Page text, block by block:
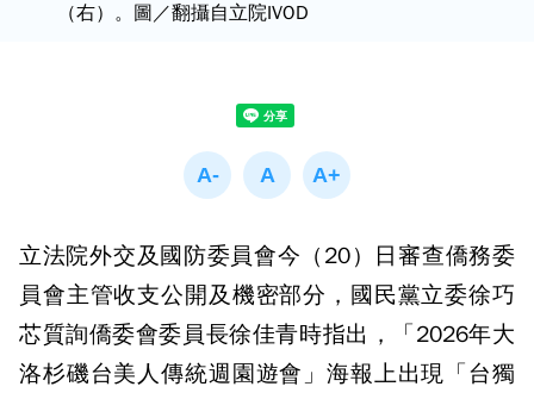
（右）。圖／翻攝自立院IVOD
立法院外交及國防委員會今（20）日審查僑務委
員會主管收支公開及機密部分，國民黨立委徐巧
芯質詢僑委會委員長徐佳青時指出，「2026年大
洛杉磯台美人傳統週園遊會」海報上出現「台獨